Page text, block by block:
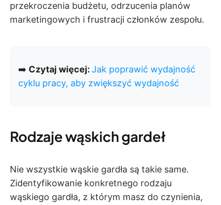
przekroczenia budżetu, odrzucenia planów
marketingowych i frustracji członków zespołu.
➡️ Czytaj więcej: Jak poprawić wydajność
cyklu pracy, aby zwiększyć wydajność
Rodzaje wąskich gardeł
Nie wszystkie wąskie gardła są takie same.
Zidentyfikowanie konkretnego rodzaju
wąskiego gardła, z którym masz do czynienia,